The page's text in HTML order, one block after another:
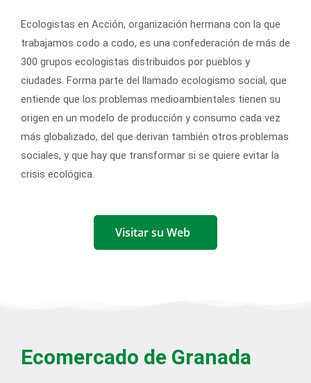
Ecologistas en Acción, organización hermana con la que
trabajamos codo a codo, es una confederación de más de
300 grupos ecologistas distribuidos por pueblos y
ciudades. Forma parte del llamado ecologismo social, que
entiende que los problemas medioambientales tienen su
origen en un modelo de producción y consumo cada vez
más globalizado, del que derivan también otros problemas
sociales, y que hay que transformar si se quiere evitar la
crisis ecológica.
Visitar su Web
Ecomercado de Granada